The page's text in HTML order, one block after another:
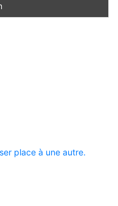
place à une autre.